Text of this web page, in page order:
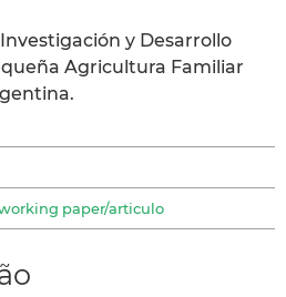
y Desarrollo
Agricultura Familiar
paper/articulo